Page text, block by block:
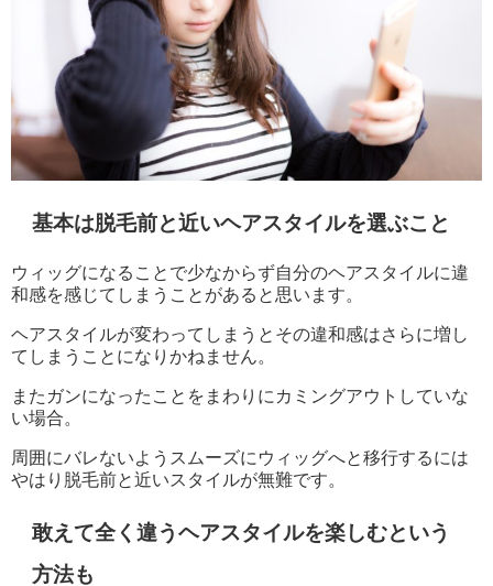
基本は脱毛前と近いヘアスタイルを選ぶこと
ウィッグになることで少なからず自分のヘアスタイルに違
和感を感じてしまうことがあると思います。
ヘアスタイルが変わってしまうとその違和感はさらに増し
てしまうことになりかねません。
またガンになったことをまわりにカミングアウトしていな
い場合。
周囲にバレないようスムーズにウィッグへと移行するには
やはり脱毛前と近いスタイルが無難です。
敢えて全く違うヘアスタイルを楽しむという
方法も